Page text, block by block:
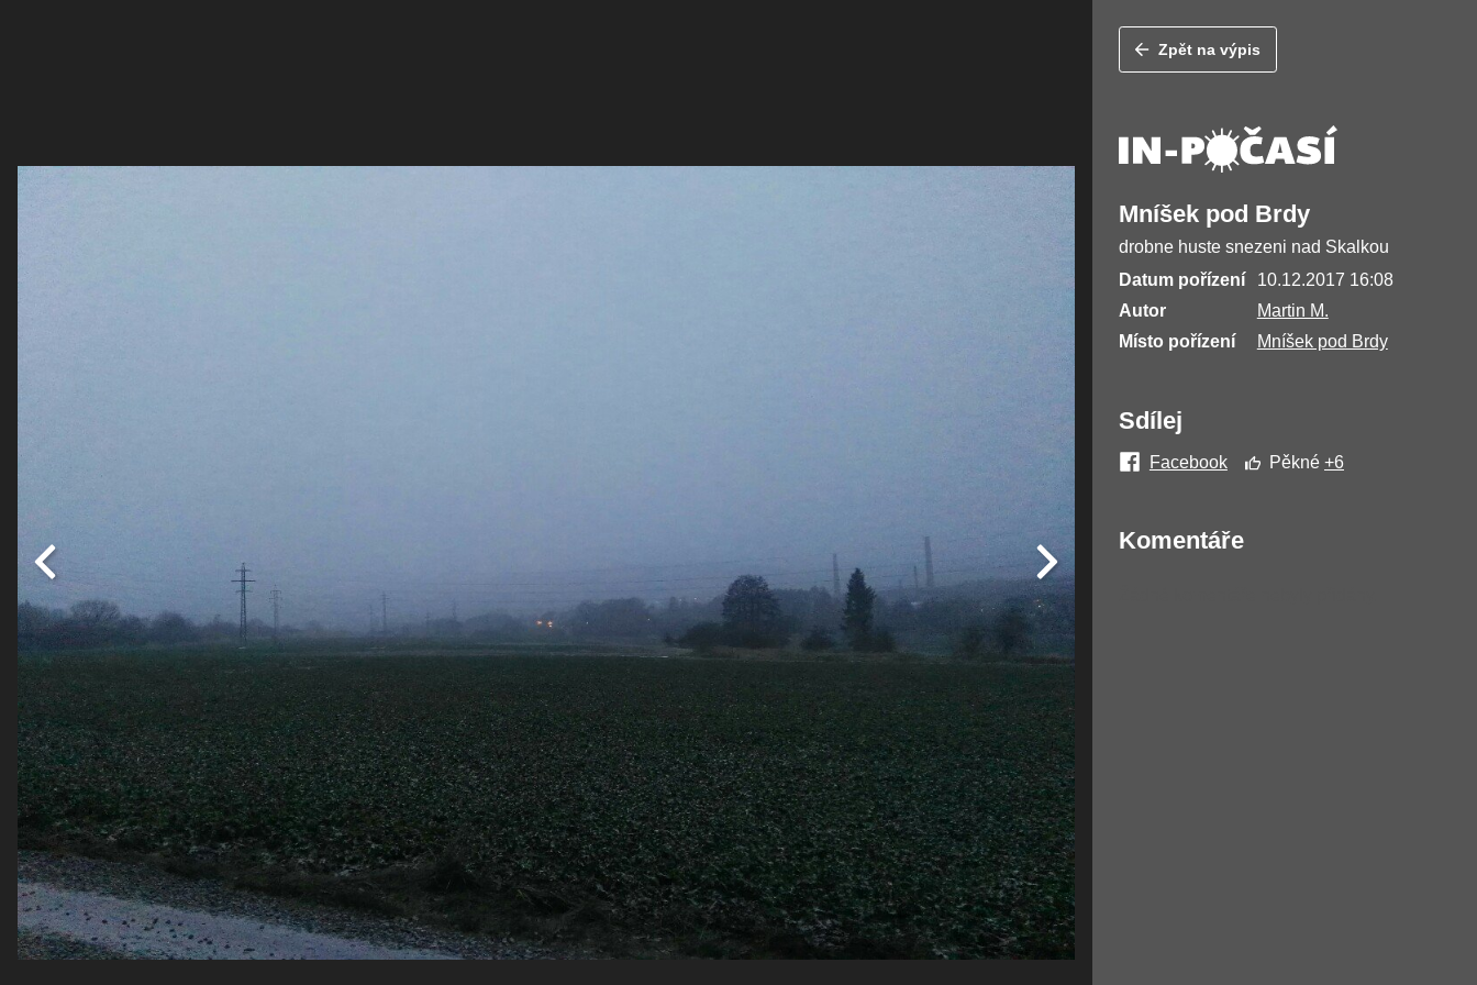
Zpět na výpis
Mníšek pod Brdy
drobne huste snezeni nad Skalkou
Datum pořízení
10.12.2017 16:08
Autor
Martin M.
Místo pořízení
Mníšek pod Brdy
Sdílej
Facebook Pěkné +6
Komentáře